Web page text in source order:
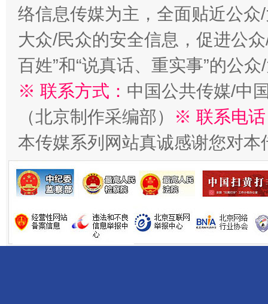
受贿1.44亿！段成刚被判无期 从幼
络信息传媒为主，全面贴近公
大众/民众的安全信息，促进公
百姓”和“说真话、重实事”的公
※ 联系方式： 中国公共传媒/中
（北京制作采编部）
※ 联系电
本传媒系列网站真诚感谢您对